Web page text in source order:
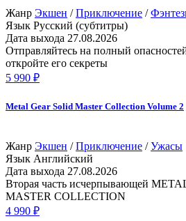
Жанр Экшен /Приключение /
Язык Русский (субтитры)
Дата выхода 27.08.2026
Отправляйтесь на полный
откройте его секреты
5 990 ₽
Metal Gear Solid Master Collection Volume 2
Жанр Экшен /Приключение /Ужасы
Язык Английский
Дата выхода 27.08.2026
Вторая часть исчерпывающей
MASTER COLLECTION
4 990 ₽